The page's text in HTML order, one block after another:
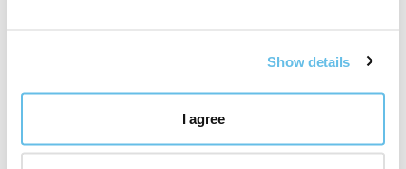
Show details
I agree
Materiale: plastica (senza BPA)
Potenza: circa 8 W